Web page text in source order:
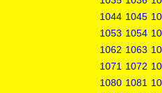
1044 1045
1053 1054
1062 1063
1071 1072
1080 1081